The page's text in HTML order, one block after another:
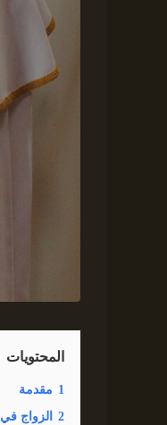
المحتويات
1 مقدمة
2
الزواج